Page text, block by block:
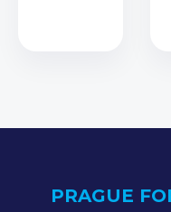
PRAGUE